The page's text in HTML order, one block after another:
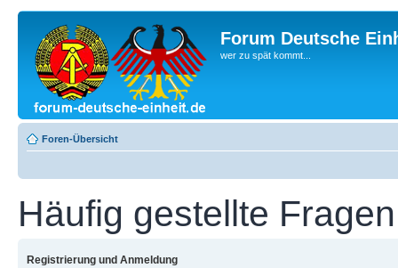
Forum Deutsche
wer zu spät kommt...
Foren-Übersicht
Häufig gestellte Fragen
Registrierung und Anmeldung